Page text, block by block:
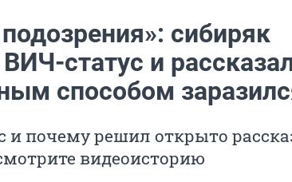
сибиряк
статус и
способом
и почему решил открыто
видеоисторию